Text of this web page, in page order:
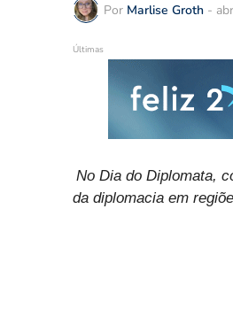
Por Marlise Groth -
Últimas
No Dia do Diplomata,
da diplomacia em